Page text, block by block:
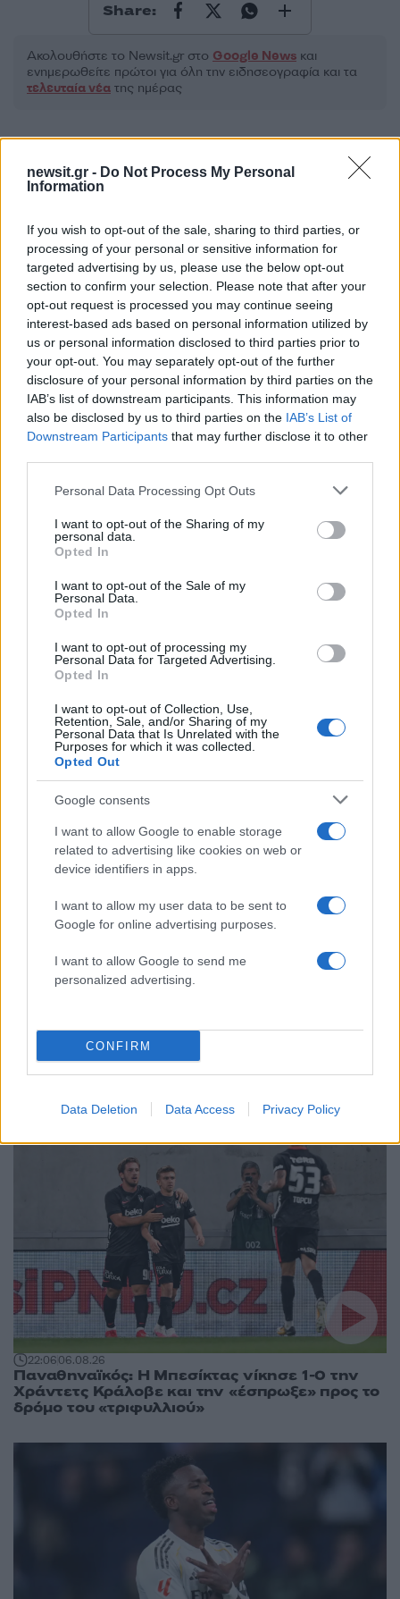
newsit.gr - Do Not Process My Personal
Information
If you wish to opt-out of the sale, sharing to third parties, or
processing of your personal or sensitive information for
targeted advertising by us, please use the below opt-out
section to confirm your selection. Please note that after your
opt-out request is processed you may continue seeing
interest-based ads based on personal information utilized by
us or personal information disclosed to third parties prior to
your opt-out. You may separately opt-out of the further
disclosure of your personal information by third parties on the
IAB’s list of downstream participants. This information may
also be disclosed by us to third parties on the IAB’s List of
Downstream Participants that may further disclose it to other
Please note that this website/app uses one or more Google
not limited to your visit or usage behaviour. You may click to
grant or deny consent to Google and its third-party tags to
use your data for below specified purposes in below Google
consent section.
Personal Data Processing Opt Outs
I want to opt-out of the Sharing of my
personal data.
Opted In
I want to opt-out of the Sale of my
Personal Data.
Opted In
I want to opt-out of processing my
Personal Data for Targeted Advertising.
Opted In
I want to opt-out of Collection, Use,
Retention, Sale, and/or Sharing of my
Personal Data that Is Unrelated with the
Purposes for which it was collected.
Opted Out
Google consents
I want to allow Google to enable storage
related to advertising like cookies on web or
device identifiers in apps.
I want to allow my user data to be sent to
Google for online advertising purposes.
I want to allow Google to send me
personalized advertising.
CONFIRM
Data Deletion Data Access Privacy Policy
Share:
Ακολουθήστε το Νewsit.gr στο Google News και
ενημερωθείτε πρώτοι για όλη την ειδησεογραφία και τα
τελευταία νέα της ημέρας
1 Έφυγαν οι συνεργάτες, μένει η Μαρία
Καρυστιανού - Η επόμενη μέρα για την
«Ελπίδα για τη Δημοκρατία»
2Σαμοθράκη: «Μαμά νόμιζες ότι δε θα σε
ξαναδώ;» – Τα πρώτα λόγια του 22χρονου
που έπεσε σε κανάλι με καυτό νερό
3Βαλεντίνη Παπαδάκη για Κώστα Σόμμερ:
«Ανησυχώ μήπως ξεχνάει πόσο πολύ τον
χρειαζόμαστε»
4Η βαθμολογία της UEFA μετά την ισοπαλία
του Παναθηναϊκού με την ΤΣΣΚΑ 1948
5Συγκίνηση στο τελευταίο αντίο στον Λάκη
Χαλκιά: Με την «Φάμπρικα», λαούτο και
κλαρίνα αποχαιρέτησαν την εμβληματική
Πιο σχολιασμένα
Μητσοτάκης στην υπογραφή συμφωνίας
Κύπρου: «Ισχυρή ψήφος εμπιστοσύνης» η
είσοδος της Meridiam στην GSI
Canadair 515: Οι πρώτες εικόνες από την
κατασκευή του αεροσκάφους που θα
επιχειρεί και τη νύχτα στα μέτωπα της
φωτιάς
Αυγερινός, Μουτσάτσου και ακόμη 20
πρώην στελέχη κατά Καρυστιανού: «Δεν
αποχωρήσαμε για καρέκλες», αιχμές για
«συγκεντρωτικό μοντέλο»
Το πολωμένο μελτέμι που τροφοδότησε
τις φωτιές σε Αττική και Βοιωτία: «Από τα
ισχυρότερα επεισόδια των τελευταίων 50
Κρανίου τόπος το Πόρτο Γερμενό μετά το
καταστροφικό πέρασμα της φωτιάς –
Αθλητικά:
Περισσότερα άρθρα
22:0606.08.26
Παναθηναϊκός: Η Μπεσίκτας νίκησε 1-0 την
Χράντετς Κράλοβε και την «έσπρωξε» προς το
δρόμο του «τριφυλλιού»